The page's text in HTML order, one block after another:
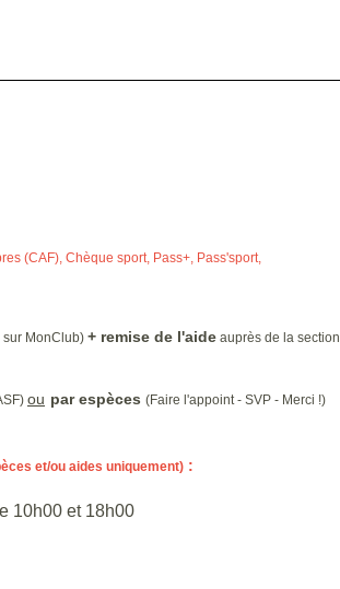
(CAF), Chèque sport, Pass+, Pass'sport,
MonClub) + remise de l'aide auprès de la section
ou par espèces (Faire l'appoint - SVP - Merci !)
et/ou aides uniquement) :
10h00 et 18h00